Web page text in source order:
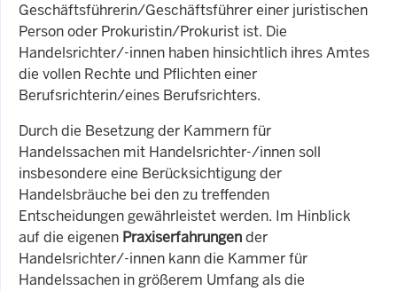
Geschäftsführerin/Geschäftsführer einer juristischen
Person oder Prokuristin/Prokurist ist. Die
Handelsrichter/-innen haben hinsichtlich ihres Amtes
die vollen Rechte und Pflichten einer
Berufsrichterin/eines Berufsrichters.
Durch die Besetzung der Kammern für
Handelssachen mit Handelsrichter-/innen soll
insbesondere eine Berücksichtigung der
Handelsbräuche bei den zu treffenden
Entscheidungen gewährleistet werden. Im Hinblick
auf die eigenen Praxiserfahrungender
Handelsrichter/-innen kann die Kammer für
Handelssachen in größerem Umfang als die